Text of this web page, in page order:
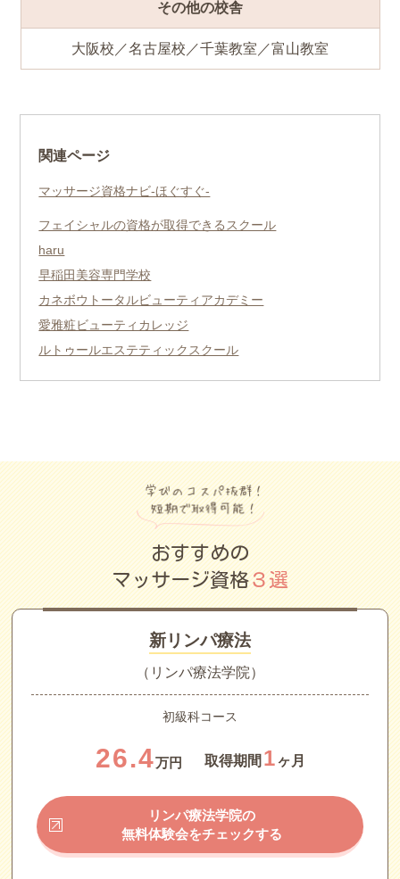
その他の校舎
大阪校／名古屋校／千葉教室／富山教室
関連ページ
マッサージ資格ナビ-ほぐすぐ-
フェイシャルの資格が取得できるスクール
haru
早稲田美容専門学校
カネボウトータルビューティアカデミー
愛雅粧ビューティカレッジ
ルトゥールエステティックスクール
おすすめの
マッサージ資格３選
新リンパ療法
（リンパ療法学院）
初級科コース
26.4万円 取得期間 1 ヶ月
リンパ療法学院の
無料体験会をチェックする